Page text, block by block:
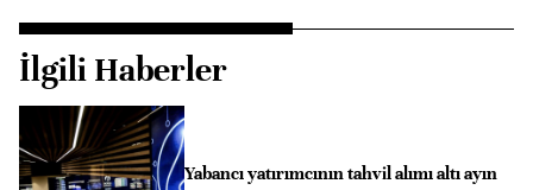
İlgili Haberler
Yabancı yatırımcının tahvil alımı altı ayın